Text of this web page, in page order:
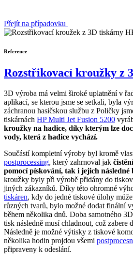
Přejít na případovku
Reference
Rozstřikovací kroužky z
3D výroba má velmi široké uplatnění v
aplikací, se kterou jsme se setkali, byla
záchranou hasičskou službu z Poličky
tiskárnách HP Multi Jet Fusion 5200
kroužky na hadice, díky kterým lze
vody, která z hadice vychází.
Součástí kompletní výroby byl kromě
postprocessing, který zahrnoval jak
pomocí pískování, tak i jejich následné
kroužky byly při výrobě přidány do
jiných zákazníků. Díky této ohromné
tiskáren, kdy do jedné tiskové úlohy
různých tvarů, bylo možné dodat finální
během několika dnů. Doba samotného
tisk následně musí chladnout, což zabere
Následně je možné výtisky z tiskové
několika hodin projdou všemi
připraveny k odeslání.